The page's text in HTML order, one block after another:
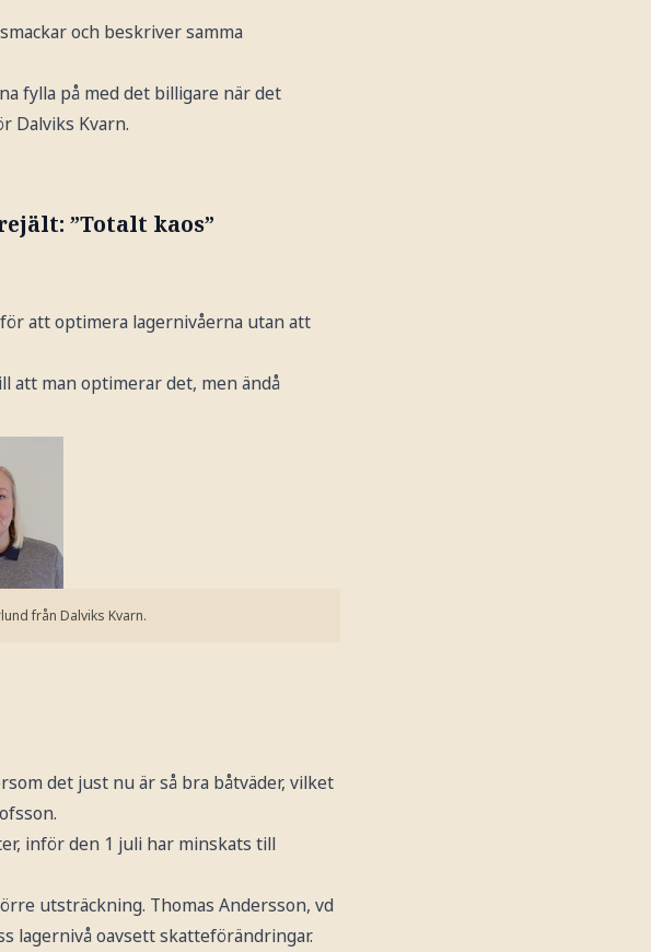
och beskriver samma
fylla på med det billigare när det
Dalviks Kvarn.
”Totalt kaos”
att optimera lagernivåerna utan att
att man optimerar det, men ändå
från Dalviks Kvarn.
det just nu är så bra båtväder, vilket
inför den 1 juli har minskats till
utsträckning. Thomas Andersson, vd
lagernivå oavsett skatteförändringar.